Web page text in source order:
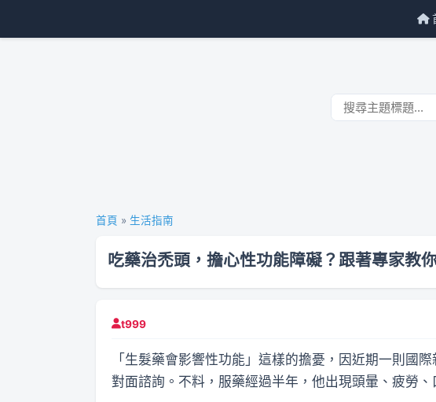
首頁 » 生活指南
吃藥治禿頭，擔心性功能障礙？跟著專家教
t999
「生髮藥會影響性功能」這樣的擔憂，因近期一則國
對面諮詢。不料，服藥經過半年，他出現頭暈、疲勞